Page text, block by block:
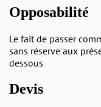
Opposabilité
Le fait de passer
sans réserve aux
dessous
Devis